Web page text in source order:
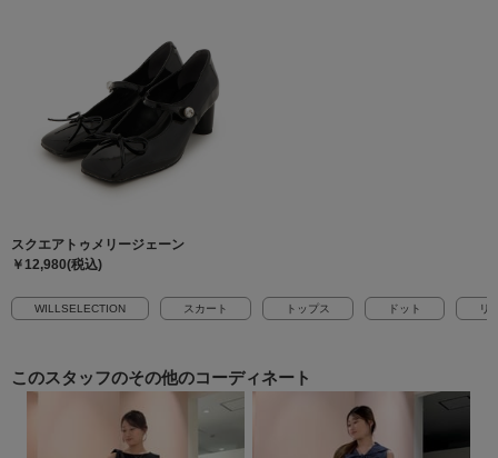
スクエアトゥメリージェーン
￥12,980(税込)
WILLSELECTION スカート トップス ドット リ
このスタッフのその他のコーディネート